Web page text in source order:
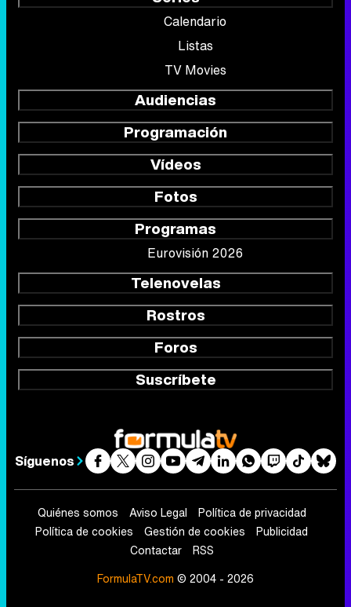
Calendario
Listas
TV Movies
Audiencias
Programación
Vídeos
Fotos
Programas
Eurovisión 2026
Telenovelas
Rostros
Foros
Suscríbete
Síguenos
Quiénes somos Aviso Legal
Política de privacidad
Política de cookies
Gestión de cookies
Publicidad
Contactar
RSS
FormulaTV.com © 2004 - 2026